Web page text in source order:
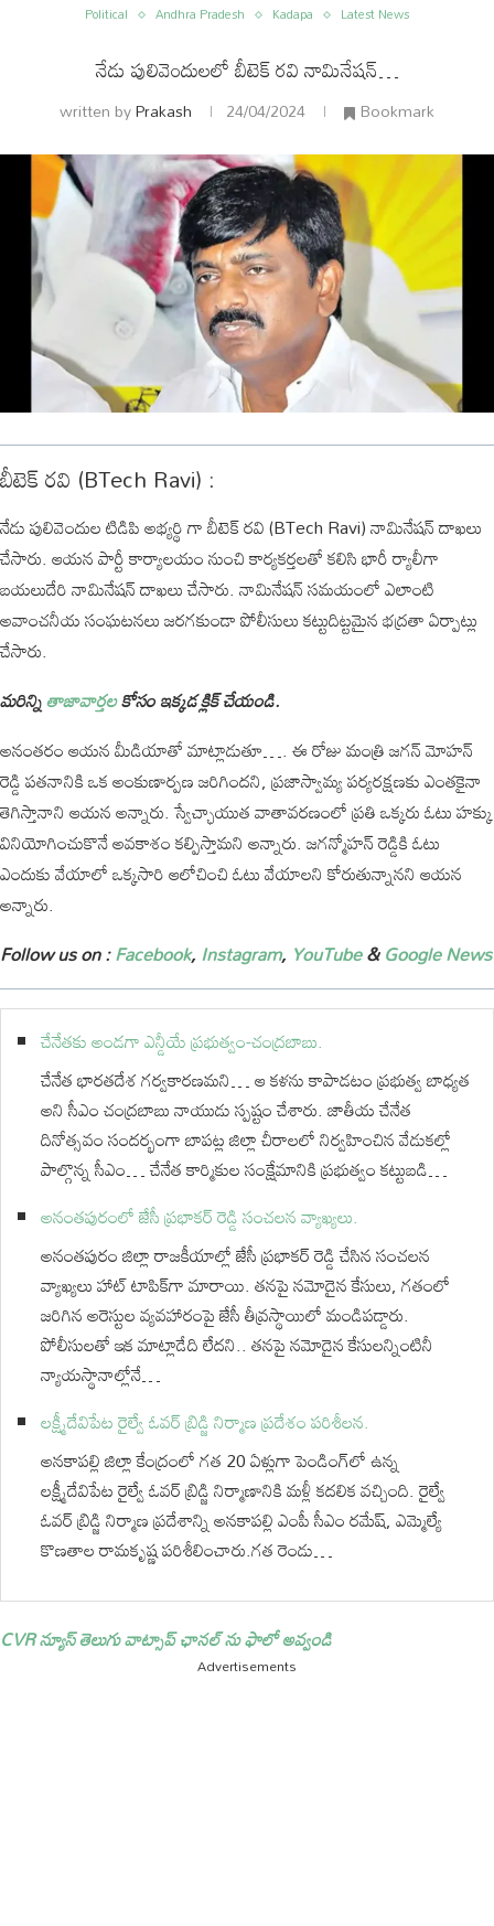
Political Andhra Pradesh Kadapa Latest News
నేడు పులివెందులలో బీటెక్ రవి నామినేషన్…
written byPrakash 24/04/2024 Bookmark
బీటెక్ రవి (BTech Ravi) :
నేడు పులివెందుల టిడిపి అభ్యర్థి గా బీటెక్ రవి (BTech Ravi) నామినేషన్ దాఖలు
చేసారు. ఆయన పార్టీ కార్యాలయం నుంచి కార్యకర్తలతో కలిసి భారీ ర్యాలీగా
బయలుదేరి నామినేషన్ దాఖలు చేసారు. నామినేషన్ సమయంలో ఎలాంటి
అవాంచనీయ సంఘటనలు జరగకుండా పోలీసులు కట్టుదిట్టమైన భద్రతా ఏర్పాట్లు
చేసారు.
మరిన్నితాజావార్తలకోసం ఇక్కడ క్లిక్ చేయండి.
అనంతరం ఆయన మీడియాతో మాట్లాడుతూ…. ఈ రోజు మంత్రి జగన్ మోహన్
రెడ్డి పతనానికి ఒక అంకుణార్పణ జరిగిందని, ప్రజాస్వామ్య పర్యరక్షణకు ఎంతకైనా
తెగిస్తానాని ఆయన అన్నారు. స్వేచ్ఛాయుత వాతావరణంలో ప్రతి ఒక్కరు ఓటు హక్కు
వినియోగించుకొనే అవకాశం కల్పిస్తామని అన్నారు. జగన్మోహన్ రెడ్డికి ఓటు
ఎందుకు వేయాలో ఒక్కసారి ఆలోచించి ఓటు వేయాలని కోరుతున్నానని ఆయన
అన్నారు.
Follow us on :Facebook, Instagram, YouTube&Google News
చేనేతకు అండగా ఎన్డీయే ప్రభుత్వం-చంద్రబాబు.
చేనేత భారతదేశ గర్వకారణమని… ఆ కళను కాపాడటం ప్రభుత్వ బాధ్యత
అని సీఎం చంద్రబాబు నాయుడు స్పష్టం చేశారు. జాతీయ చేనేత
దినోత్సవం సందర్భంగా బాపట్ల జిల్లా చీరాలలో నిర్వహించిన వేడుకల్లో
పాల్గొన్న సీఎం… చేనేత కార్మికుల సంక్షేమానికి ప్రభుత్వం కట్టుబడి…
అనంతపురంలో జేసీ ప్రభాకర్ రెడ్డి సంచలన వ్యాఖ్యలు.
అనంతపురం జిల్లా రాజకీయాల్లో జేసీ ప్రభాకర్ రెడ్డి చేసిన సంచలన
వ్యాఖ్యలు హాట్ టాపిక్‌గా మారాయి. తనపై నమోదైన కేసులు, గతంలో
జరిగిన అరెస్టుల వ్యవహారంపై జేసీ తీవ్రస్థాయిలో మండిపడ్డారు.
పోలీసులతో ఇక మాట్లాడేది లేదని.. తనపై నమోదైన కేసులన్నింటినీ
న్యాయస్థానాల్లోనే…
లక్ష్మీదేవిపేట రైల్వే ఓవర్ బ్రిడ్జి నిర్మాణ ప్రదేశం పరిశీలన.
అనకాపల్లి జిల్లా కేంద్రంలో గత 20 ఏళ్లుగా పెండింగ్‌లో ఉన్న
లక్ష్మీదేవిపేట రైల్వే ఓవర్ బ్రిడ్జి నిర్మాణానికి మళ్లీ కదలిక వచ్చింది. రైల్వే
ఓవర్ బ్రిడ్జి నిర్మాణ ప్రదేశాన్ని అనకాపల్లి ఎంపీ సీఎం రమేష్, ఎమ్మెల్యే
కొణతాల రామకృష్ణ పరిశీలించారు.గత రెండు…
CVR న్యూస్ తెలుగు వాట్సాప్ ఛానల్ ను ఫాలో అవ్వండి
Advertisements
అంతర్జాతీయం